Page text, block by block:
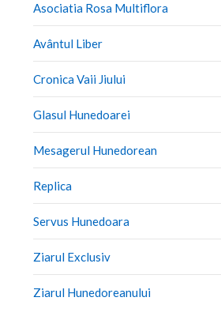
Asociatia Rosa Multiflora
Avântul Liber
Cronica Vaii Jiului
Glasul Hunedoarei
Mesagerul Hunedorean
Replica
Servus Hunedoara
Ziarul Exclusiv
Ziarul Hunedoreanului